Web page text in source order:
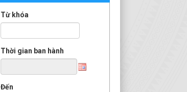
Từ khóa
Thời gian ban hành
Đến